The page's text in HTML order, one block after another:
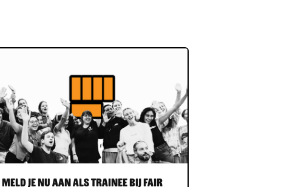
Meld je nu aan als trainee bij Fair